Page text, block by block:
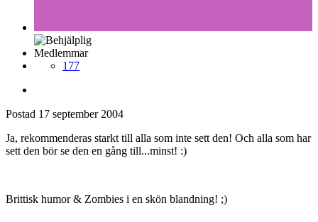
Medlemmar
177
Postad 17 september 2004
Ja, rekommenderas starkt till alla som inte sett den! Och alla som har
sett den bör se den en gång till...minst! :)
Brittisk humor & Zombies i en skön blandning! ;)